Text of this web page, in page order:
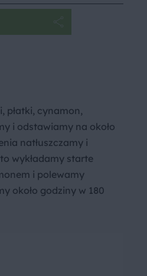
płatki, cynamon,
i odstawiamy na około
natłuszczamy i
wykładamy starte
i polewamy
około godziny w 180